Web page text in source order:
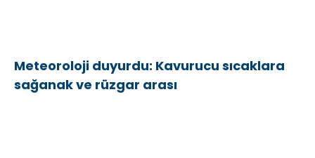
Meteoroloji duyurdu: Kavurucu sıcaklara
sağanak ve rüzgar arası